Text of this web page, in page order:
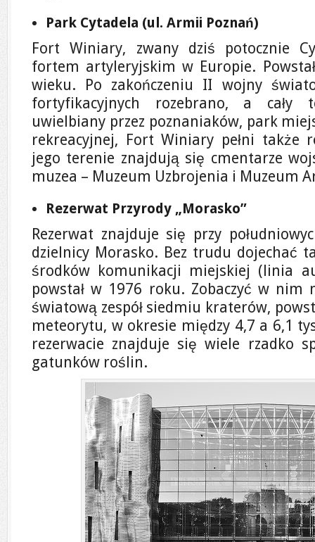
Park Cytadela (ul. Armii Poznań)
Fort Winiary, zwany dziś potocznie
fortem artyleryjskim w Europie.
wieku. Po zakończeniu II wojny
fortyfikacyjnych rozebrano, a cały
uwielbiany przez poznaniaków, park
rekreacyjnej, Fort Winiary pełni
jego terenie znajdują się cmentarze
muzea – Muzeum Uzbrojenia i Muzeum
Rezerwat Przyrody „Morasko”
Rezerwat znajduje się przy
dzielnicy Morasko. Bez trudu dojechać
środków komunikacji miejskiej (linia
powstał w 1976 roku. Zobaczyć w
światową zespół siedmiu kraterów,
meteorytu, w okresie między 4,7 a 6,1
rezerwacie znajduje się wiele rzadko
gatunków roślin.